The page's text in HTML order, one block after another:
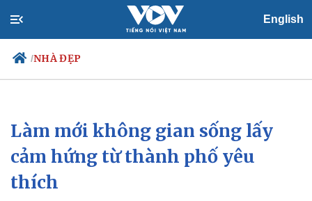
English
/NHÀ ĐẸP
Chính trị
Đảng
Tổ chức nhân sự
Quốc hội
Xã hội
Tin 24h
Dự báo thời tiết
Làm mới không gian sống lấy
cảm hứng từ thành phố yêu
thích